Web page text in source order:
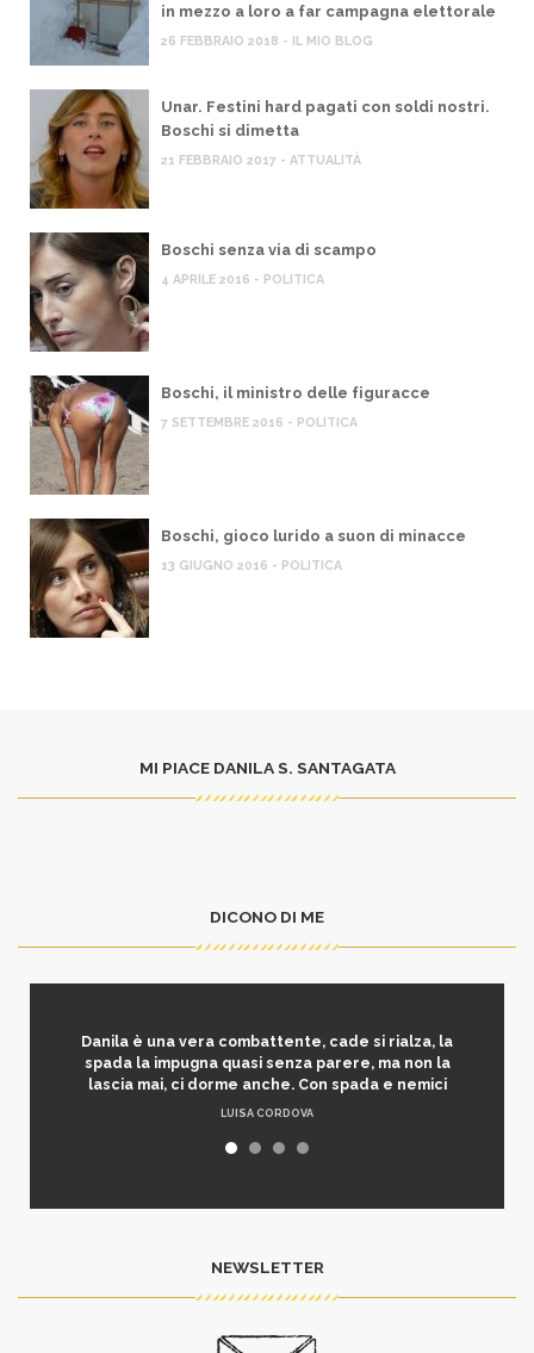
in mezzo a loro a far campagna elettorale
26 FEBBRAIO 2018 - IL MIO BLOG
Unar. Festini hard pagati con soldi nostri.
Boschi si dimetta
21 FEBBRAIO 2017 - ATTUALITÀ
Boschi senza via di scampo
4 APRILE 2016 - POLITICA
Boschi, il ministro delle figuracce
7 SETTEMBRE 2016 - POLITICA
Boschi, gioco lurido a suon di minacce
13 GIUGNO 2016 - POLITICA
MI PIACE DANILA S. SANTAGATA
DICONO DI ME
Danila è una vera combattente, cade si rialza, la
spada la impugna quasi senza parere, ma non la
lascia mai, ci dorme anche. Con spada e nemici
LUISA CORDOVA
NEWSLETTER